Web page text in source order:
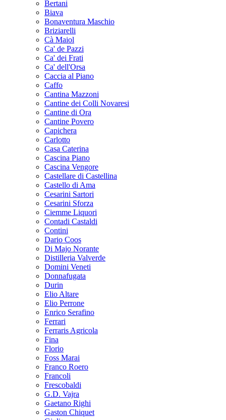
Bertani
Biava
Bonaventura Maschio
Briziarelli
Cà Maiol
Ca' de Pazzi
Ca' dei Frati
Ca' dell'Orsa
Caccia al Piano
Caffo
Cantina Mazzoni
Cantine dei Colli Novaresi
Cantine di Ora
Cantine Povero
Capichera
Carlotto
Casa Caterina
Cascina Piano
Cascina Vengore
Castellare di Castellina
Castello di Ama
Cesarini Sartori
Cesarini Sforza
Ciemme Liquori
Contadi Castaldi
Contini
Dario Coos
Di Majo Norante
Distilleria Valverde
Domini Veneti
Donnafugata
Durin
Elio Altare
Elio Perrone
Enrico Serafino
Ferrari
Ferraris Agricola
Fina
Florio
Foss Marai
Franco Roero
Francoli
Frescobaldi
G.D. Vajra
Gaetano Righi
Gaston Chiquet